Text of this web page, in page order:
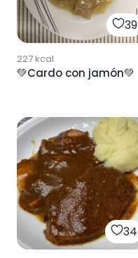
39
227kcal
💚Cardo con jamón💚
34